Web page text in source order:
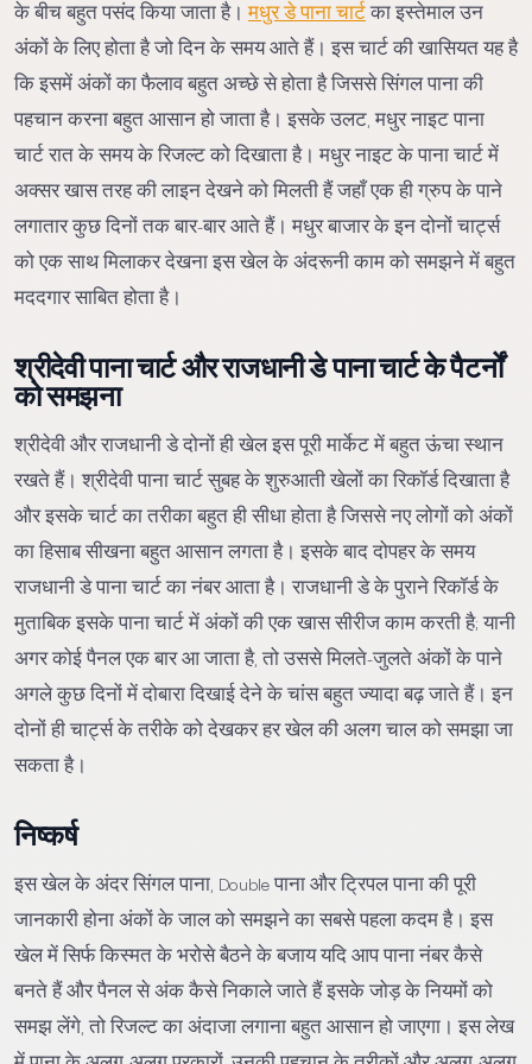
के बीच बहुत पसंद किया जाता है।मधुर डे पाना चार्टका इस्तेमाल उन
अंकों के लिए होता है जो दिन के समय आते हैं। इस चार्ट की खासियत यह है
कि इसमें अंकों का फैलाव बहुत अच्छे से होता है जिससे सिंगल पाना की
पहचान करना बहुत आसान हो जाता है। इसके उलट, मधुर नाइट पाना
चार्ट रात के समय के रिजल्ट को दिखाता है। मधुर नाइट के पाना चार्ट में
अक्सर खास तरह की लाइन देखने को मिलती हैं जहाँ एक ही ग्रुप के पाने
लगातार कुछ दिनों तक बार-बार आते हैं। मधुर बाजार के इन दोनों चार्ट्स
को एक साथ मिलाकर देखना इस खेल के अंदरूनी काम को समझने में बहुत
मददगार साबित होता है।
श्रीदेवी पाना चार्ट और राजधानी डे पाना चार्ट के पैटर्नों
को समझना
श्रीदेवी और राजधानी डे दोनों ही खेल इस पूरी मार्केट में बहुत ऊंचा स्थान
रखते हैं। श्रीदेवी पाना चार्ट सुबह के शुरुआती खेलों का रिकॉर्ड दिखाता है
और इसके चार्ट का तरीका बहुत ही सीधा होता है जिससे नए लोगों को अंकों
का हिसाब सीखना बहुत आसान लगता है। इसके बाद दोपहर के समय
राजधानी डे पाना चार्ट का नंबर आता है। राजधानी डे के पुराने रिकॉर्ड के
मुताबिक इसके पाना चार्ट में अंकों की एक खास सीरीज काम करती है; यानी
अगर कोई पैनल एक बार आ जाता है, तो उससे मिलते-जुलते अंकों के पाने
अगले कुछ दिनों में दोबारा दिखाई देने के चांस बहुत ज्यादा बढ़ जाते हैं। इन
दोनों ही चार्ट्स के तरीके को देखकर हर खेल की अलग चाल को समझा जा
सकता है।
निष्कर्ष
इस खेल के अंदर सिंगल पाना, Double पाना और ट्रिपल पाना की पूरी
जानकारी होना अंकों के जाल को समझने का सबसे पहला कदम है। इस
खेल में सिर्फ किस्मत के भरोसे बैठने के बजाय यदि आप पाना नंबर कैसे
बनते हैं और पैनल से अंक कैसे निकाले जाते हैं इसके जोड़ के नियमों को
समझ लेंगे, तो रिजल्ट का अंदाजा लगाना बहुत आसान हो जाएगा। इस लेख